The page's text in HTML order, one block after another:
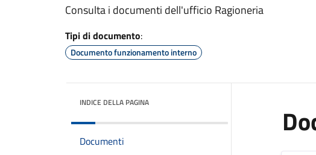
Consulta i documenti dell'ufficio Ragioneria
Tipi di documento:
Documento funzionamento interno
INDICE DELLA PAGINA
Documenti